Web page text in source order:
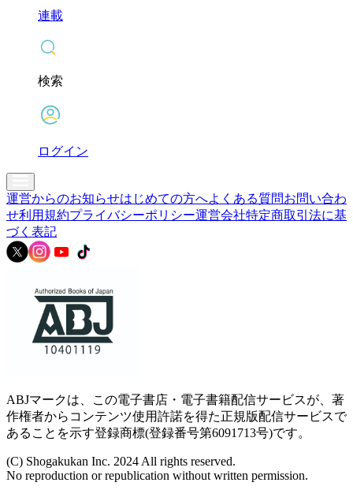
連載
検索
ログイン
運営からのお知らせはじめての方へよくある質問お問い合わ
せ利用規約プライバシーポリシー運営会社特定商取引法に基
づく表記
ABJマークは、この電子書店・電子書籍配信サービスが、著
作権者からコンテンツ使用許諾を得た正規版配信サービスで
あることを示す登録商標(登録番号第6091713号)です。
(C) Shogakukan Inc. 2024 All rights reserved.
No reproduction or republication without written permission.